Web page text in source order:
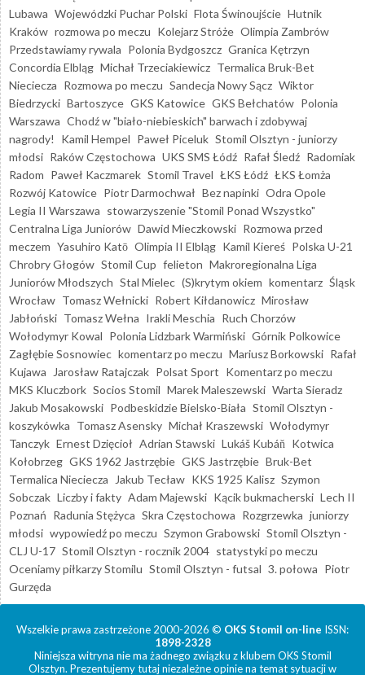
Lubawa Wojewódzki Puchar Polski Flota Świnoujście Hutnik
Kraków rozmowa po meczu Kolejarz Stróże Olimpia Zambrów
Przedstawiamy rywala Polonia Bydgoszcz Granica Kętrzyn
Concordia Elbląg Michał Trzeciakiewicz Termalica Bruk-Bet
Nieciecza Rozmowa po meczu Sandecja Nowy Sącz Wiktor
Biedrzycki Bartoszyce GKS Katowice GKS Bełchatów Polonia
Warszawa Chodź w "biało-niebieskich" barwach i zdobywaj
nagrody!
Kamil Hempel Paweł Piceluk Stomil Olsztyn - juniorzy
młodsi Raków Częstochowa UKS SMS Łódź Rafał Śledź Radomiak
Radom Paweł Kaczmarek Stomil Travel ŁKS Łódź ŁKS Łomża
Rozwój Katowice Piotr Darmochwał Bez napinki Odra Opole
Legia II Warszawa stowarzyszenie "Stomil Ponad Wszystko"
Centralna Liga Juniorów Dawid Mieczkowski Rozmowa przed
meczem Yasuhiro Katō Olimpia II Elbląg Kamil Kiereś Polska U-21
Chrobry Głogów Stomil Cup felieton Makroregionalna Liga
Juniorów Młodszych Stal Mielec (S)krytym okiem komentarz Śląsk
Wrocław Tomasz Wełnicki Robert Kiłdanowicz Mirosław
Jabłoński Tomasz Wełna Irakli Meschia Ruch Chorzów
Wołodymyr Kowal Polonia Lidzbark Warmiński Górnik Polkowice
Zagłębie Sosnowiec komentarz po meczu Mariusz Borkowski Rafał
Kujawa
Jarosław Ratajczak Polsat Sport Komentarz po meczu
MKS Kluczbork Socios Stomil Marek Maleszewski Warta Sieradz
Jakub Mosakowski Podbeskidzie Bielsko-Biała Stomil Olsztyn -
koszykówka Tomasz Asensky Michał Kraszewski Wołodymyr
Tanczyk Ernest Dzięcioł Adrian Stawski Lukáš Kubáň Kotwica
Kołobrzeg GKS 1962 Jastrzębie GKS Jastrzębie Bruk-Bet
Termalica Nieciecza
Jakub Tecław KKS 1925 Kalisz Szymon
Sobczak Liczby i fakty Adam Majewski Kącik bukmacherski Lech II
Poznań Radunia Stężyca Skra Częstochowa Rozgrzewka juniorzy
młodsi wypowiedź po meczu Szymon Grabowski Stomil Olsztyn -
CLJ U-17 Stomil Olsztyn - rocznik 2004 statystyki po meczu
Oceniamy piłkarzy Stomilu Stomil Olsztyn - futsal 3. połowa Piotr
Gurzęda
Wszelkie prawa zastrzeżone 2000-2026 © OKS Stomil on-line ISSN:
1898-2328
Niniejsza witryna nie ma żadnego związku z klubem OKS Stomil
Olsztyn. Prezentujemy tutaj niezależne opinie na temat sytuacji w